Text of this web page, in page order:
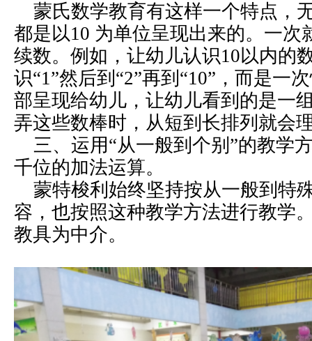
蒙氏数学教育有这样一个特点，
都是以10 为单位呈现出来的。一次
续数。例如，让幼儿认识10以内的
识“1”然后到“2”再到“10”，而是一
部呈现给幼儿，让幼儿看到的是一
弄这些数棒时，从短到长排列就会
三、运用“从一般到个别”的教学
千位的加法运算。
蒙特梭利始终坚持按从一般到特
容，也按照这种教学方法进行教学
教具为中介。